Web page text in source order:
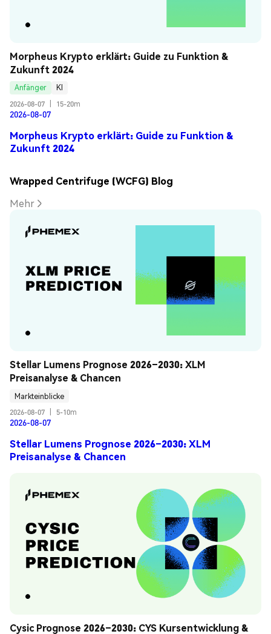
Morpheus Krypto erklärt: Guide zu Funktion &
Zukunft 2024
Anfänger
KI
2026-08-07
15-20m
2026-08-07
Morpheus Krypto erklärt: Guide zu Funktion &
Zukunft 2024
Wrapped Centrifuge (WCFG) Blog
Mehr
Stellar Lumens Prognose 2026–2030: XLM
Preisanalyse & Chancen
Markteinblicke
2026-08-07
5-10m
2026-08-07
Stellar Lumens Prognose 2026–2030: XLM
Preisanalyse & Chancen
Cysic Prognose 2026–2030: CYS Kursentwicklung &